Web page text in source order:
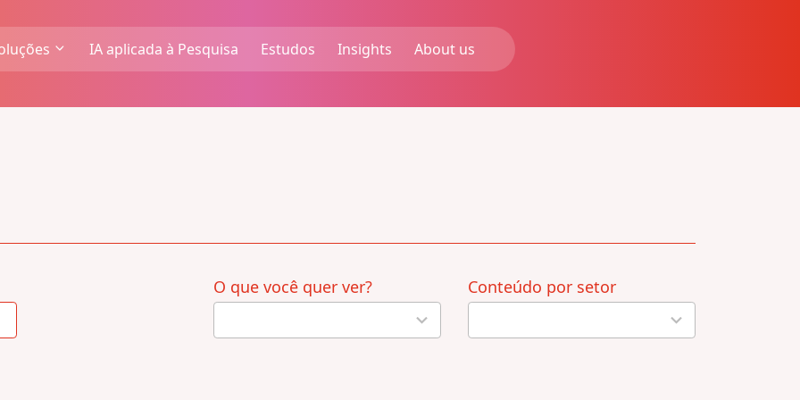
IA aplicada à Pesquisa Estudos Insights About us
O que você quer ver?
4
results
Conteúdo por setor
22
results